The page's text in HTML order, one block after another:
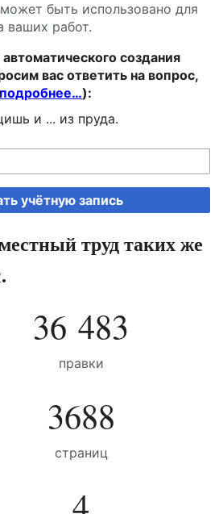
быть использовано для
ваших работ.
создания
вас ответить на вопрос,
подробнее…):
и ... из пруда.
учётную запись
труд таких же
36 483
правки
3688
страниц